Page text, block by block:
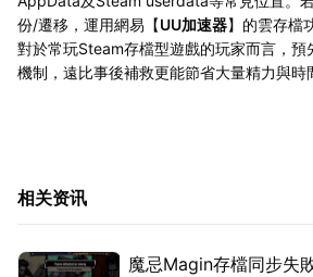
份/遷移，運用網易【UU加速器】的雲存檔
對於常玩Steam存檔型遊戲的玩家而言，預
機制，遠比事後補救更能節省大量精力與時
相关资讯
魔忌Magin存檔同步失